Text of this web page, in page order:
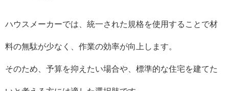
ハウスメーカーでは、統一された規格を使用することで材
料の無駄が少なく、作業の効率が向上します。
そのため、予算を抑えたい場合や、標準的な住宅を建てた